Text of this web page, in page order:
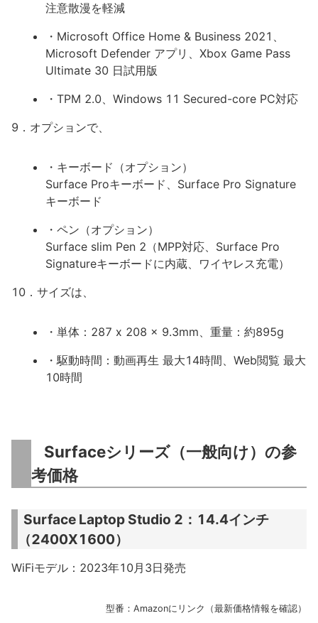
注意散漫を軽減
・Microsoft Office Home & Business 2021、
Microsoft Defender アプリ、Xbox Game Pass
Ultimate 30 日試用版
・TPM 2.0、Windows 11 Secured-core PC対応
9．オプションで、
・キーボード（オプション）
Surface Proキーボード、Surface Pro Signature
キーボード
・ペン（オプション）
Surface slim Pen 2（MPP対応、Surface Pro
Signatureキーボードに内蔵、ワイヤレス充電）
10．サイズは、
・単体：287 x 208 x 9.3mm、重量：約895g
・駆動時間：動画再生 最大14時間、Web閲覧 最大
10時間
Surfaceシリーズ（一般向け）の参
考価格
Surface Laptop Studio 2：14.4インチ
（2400X1600）
WiFiモデル：2023年10月3日発売
型番：Amazonにリンク（最新価格情報を確認）